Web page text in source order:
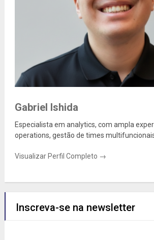
Gabriel Ishida
Especialista em analytics, com ampla
operations, gestão de times
Visualizar Perfil Completo →
Inscreva-se na newsletter